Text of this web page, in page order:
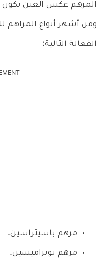
المرهم عكس العين يكون
ومن أشهر أنواع المراهم
الفعالة التالية:
مرهم باسيتراسين.
مرهم توبراميسين.